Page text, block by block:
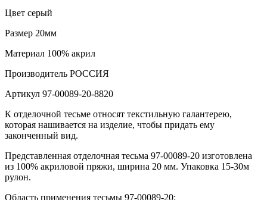
Цвет серый
Размер 20мм
Материал 100% акрил
Производитель РОССИЯ
Артикул 97-00089-20-8820
К отделочной тесьме относят текстильную галантерею,
которая нашивается на изделие, чтобы придать ему
законченный вид.
Представленная отделочная тесьма 97-00089-20 изготовлена
из 100% акриловой пряжи, ширина 20 мм. Упаковка 15-30м
рулон.
Область применения тесьмы 97-00089-20: